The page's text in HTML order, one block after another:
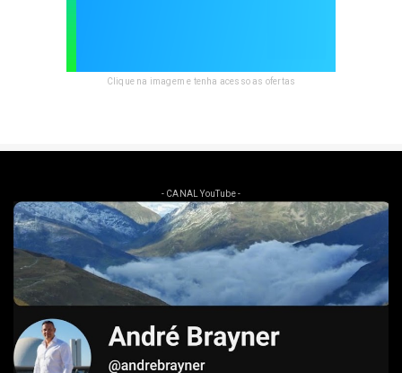
Clique na imagem e tenha acesso as ofertas
- CANAL YouTube -